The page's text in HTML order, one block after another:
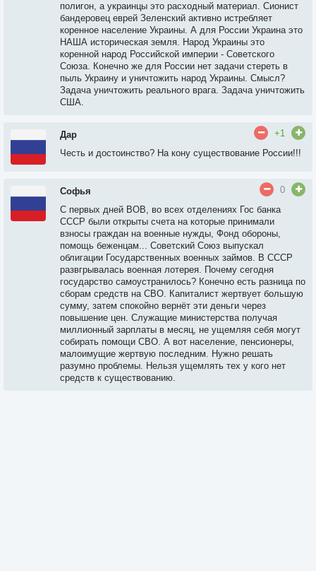
полигон, а украинцы это расходный материал. Сионист
бандеровец еврей Зеленский активно истребляет
коренное население Украины. А для России Украина это
НАША историческая земля. Народ Украины это
коренной народ Российской империи - Советского
Союза. Конечно же для России нет задачи стереть в
пыль Украину и уничтожить народ Украины. Смысл?
Задача уничтожить реального врага. Задача уничтожить
США.
Дар
+1
Честь и достоинство? На кону существование России!!!
Софья
0
С первых дней ВОВ, во всех отделениях Гос банка
СССР были открыты счета на которые принимали
взносы граждан на военные нужды, Фонд обороны,
помощь беженцам... Советский Союз выпускал
облигации Государственных военных займов. В СССР
развгрывалась военная лотерея. Почему сегодня
государство самоустранилось? Конечно есть разница по
сборам средств на СВО. Капиталист жертвует большую
сумму, затем спокойно вернёт эти деньги через
повышение цен. Служащие министерства получая
миллионный зарплаты в месяц, не ущемляя себя могут
собирать помощи СВО. А вот население, пенсионеры,
малоимущие жертвую последним. Нужно решать
разумно проблемы. Нельзя ущемлять тех у кого нет
средств к существованию.